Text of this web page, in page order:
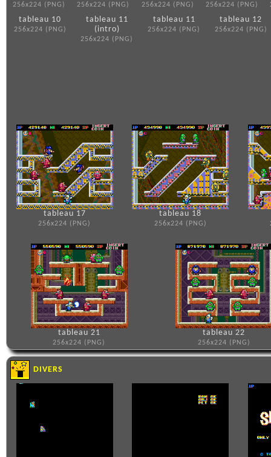
256x224 (PNG) 256x224 (PNG) 256x224 (PNG) 256x224 (PNG)
tableau 10
256x224 (PNG)
tableau 11
(intro)
256x224 (PNG)
tableau 11
256x224 (PNG)
tableau 12
256x224 (PNG)
tableau 17
256x224 (PNG)
tableau 18
256x224 (PNG)
tableau 21
256x224 (PNG)
tableau 22
256x224 (PNG)
DIVERS